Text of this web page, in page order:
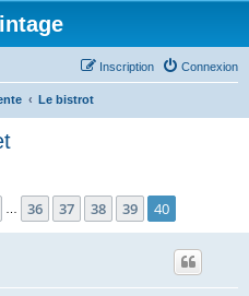
Connexion
Inscription
Le bistrot
sur 40
36 37 38 39 40